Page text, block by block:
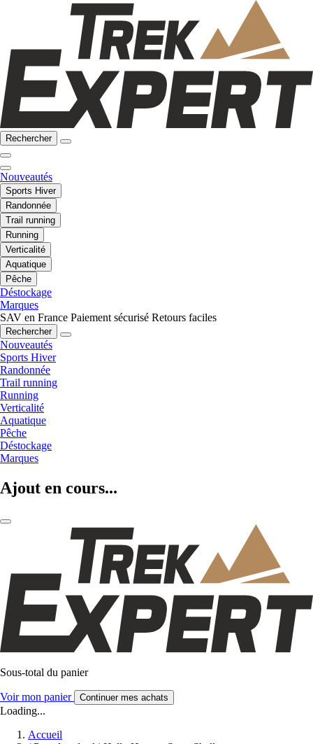
Rechercher
Nouveautés
Sports Hiver
Randonnée
Trail running
Running
Verticalité
Aquatique
Pêche
Déstockage
Marques
SAV en France Paiement sécurisé Retours faciles
Rechercher
Nouveautés
Sports Hiver
Randonnée
Trail running
Running
Verticalité
Aquatique
Pêche
Déstockage
Marques
Ajout en cours...
Sous-total du panier
Voir mon panier Continuer mes achats
Loading...
Accueil